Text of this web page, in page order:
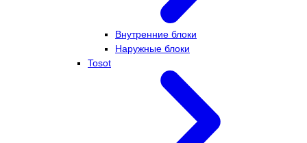
Внутренние блоки
Наружные блоки
Tosot